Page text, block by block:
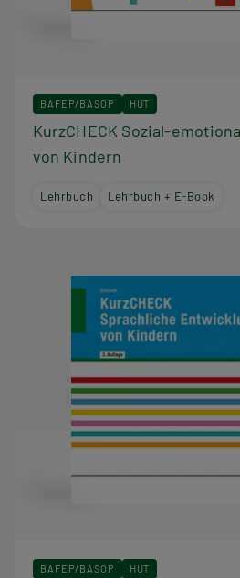
BAFEP/BASOP HUT
KurzCHECK Sozial-
von Kindern
Lehrbuch Lehrbuch + E-Book
BAFEP/BASOP HUT